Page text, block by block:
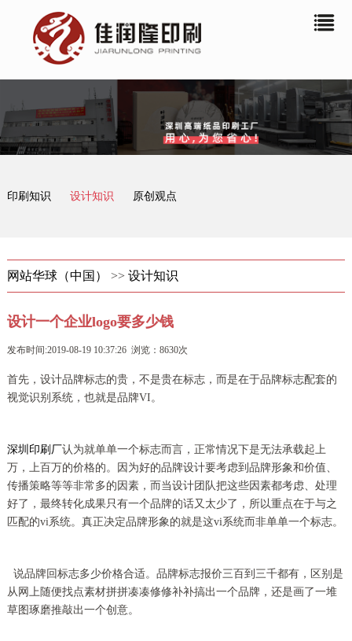
印刷知识 设计知识 原创观点
网站华球（中国） >>设计知识
设计一个企业logo要多少钱
发布时间:2019-08-19 10:37:26 浏览：8630次
首先，设计品牌标志的贵，不是贵在标志，而是在于品牌标志配套的
视觉识别系统，也就是品牌VI。
深圳印刷厂认为就单单一个标志而言，正常情况下是无法承载起上
万，上百万的价格的。因为好的品牌设计要考虑到品牌形象和价值、
传播策略等等非常多的因素，而当设计团队把这些因素都考虑、处理
好了，最终转化成果只有一个品牌的话又太少了，所以重点在于与之
匹配的vi系统。真正决定品牌形象的就是这vi系统而非单单一个标志。
说品牌回标志多少价格合适。品牌标志报价三百到三千都有，区别是
从网上随便找点素材拼拼凑凑修修补补搞出一个品牌，还是画了一堆
草图琢磨推敲出一个创意。